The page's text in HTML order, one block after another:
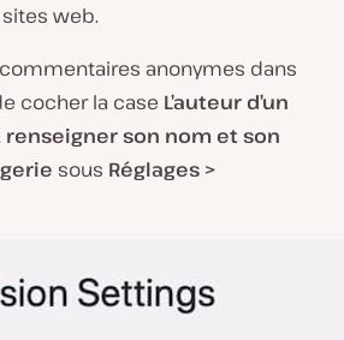
web.
anonymes dans
cocher la case L’auteur d’un
son nom et son
sous Réglages >